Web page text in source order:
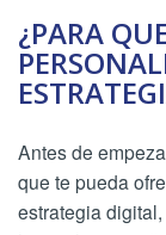
¿PARA
Antes de
que te pueda
estrategia